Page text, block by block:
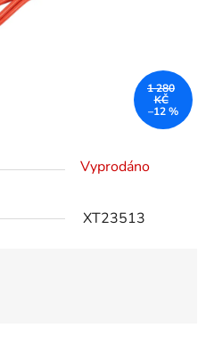
Vyprodáno
XT23513
1 280
KČ
–12 %